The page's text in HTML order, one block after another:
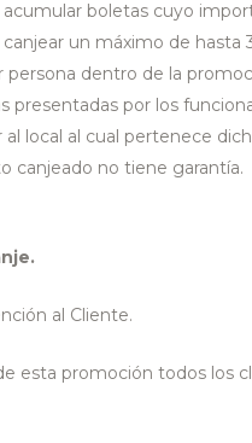
acumular boletas cuyo
canjear un máximo de
persona dentro de la
presentadas por los
al local al cual pertenece
canjeado no tiene garantía.
al Cliente.
esta promoción todos los